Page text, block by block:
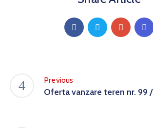
Previous
Oferta vanzare teren nr. 99